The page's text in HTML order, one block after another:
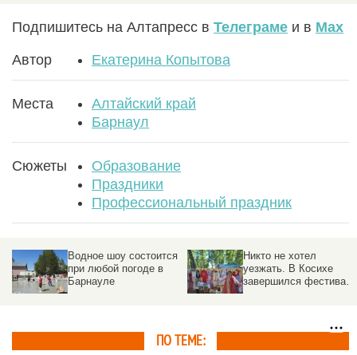
Подпишитесь на Алтапресс в Телеграме и в Max
Автор Екатерина Копытова
Места
Алтайский край
Барнаул
Сюжеты
Образование
Праздники
Профессиональный праздник
Никто не хотел
уезжать. В Косихе
завершился фестиваль
«Мы одна большая
семья». В День России
на Алтае прошел
ПО ТЕМЕ: